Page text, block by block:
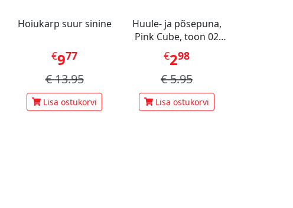
Hoiukarp suur sinine
€977
€13.95
Lisa ostukorvi
Huule- ja põsepuna,
Pink Cube, toon 02
Roosa
€298
€5.95
Lisa ostukorvi